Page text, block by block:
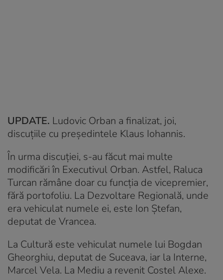
UPDATE. Ludovic Orban a finalizat, joi,
discuţiile cu preşedintele Klaus Iohannis.
În urma discuţiei, s-au făcut mai multe
modificări în Executivul Orban. Astfel, Raluca
Turcan rămâne doar cu funcţia de vicepremier,
fără portofoliu. La Dezvoltare Regională, unde
era vehiculat numele ei, este Ion Ştefan,
deputat de Vrancea.
La Cultură este vehiculat numele lui Bogdan
Gheorghiu, deputat de Suceava, iar la Interne,
Marcel Vela. La Mediu a revenit Costel Alexe.